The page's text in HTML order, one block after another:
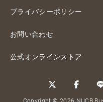
プライバシーポリシー
お問い合わせ
公式オンラインストア